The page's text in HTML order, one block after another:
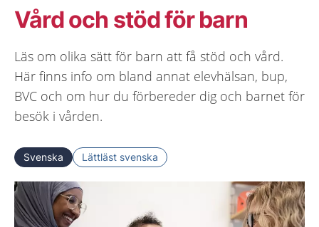
Vård och stöd för barn
Läs om olika sätt för barn att få stöd och vård.
Här finns info om bland annat elevhälsan, bup,
BVC och om hur du förbereder dig och barnet för
besök i vården.
Svenska Lättläst svenska